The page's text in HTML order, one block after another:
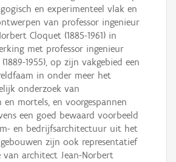
en experimenteel vlak en
van professor ingenieur
Cloquet (1885-1961) in
met professor ingenieur
1955), op zijn vakgebied een
in onder meer het
onderzoek van
mortels, en voorgespannen
een goed bewaard voorbeeld
en bedrijfsarchitectuur uit het
zijn ook representatief
architect Jean-Norbert